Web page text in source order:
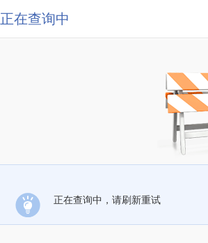
正在查询中
正在查询中，请刷新重试